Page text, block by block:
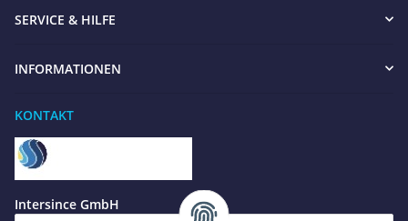
Wir sind gerne für Sie da
Jetzt anrufen
+49 8679 984969 - 0
werktags Mo–Fr 8:30–17:00 Uhr
SERVICE & HILFE
INFORMATIONEN
KONTAKT
Intersince GmbH